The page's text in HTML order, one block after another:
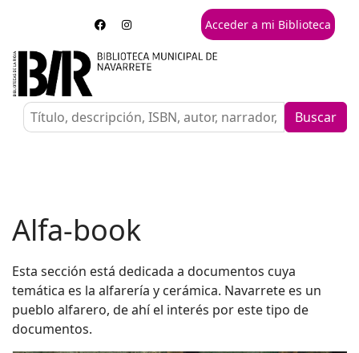
Acceder a mi Biblioteca
Buscar
Alfa-book
Esta sección está dedicada a documentos cuya
temática es la alfarería y cerámica. Navarrete es un
pueblo alfarero, de ahí el interés por este tipo de
documentos.